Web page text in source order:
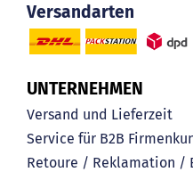
Versandarten
UNTERNEHMEN
Versand und Lieferzeit
Service für B2B
Retoure / Reklamation /